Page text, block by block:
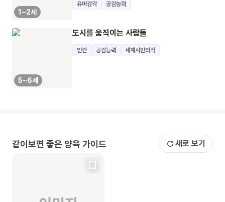
1~2세
유머감각
공감능력
5~6세
도시를 움직이는 사람들
인간 공감능력 세계시민의식
같이보면 좋은 양육 가이드 새로 보기